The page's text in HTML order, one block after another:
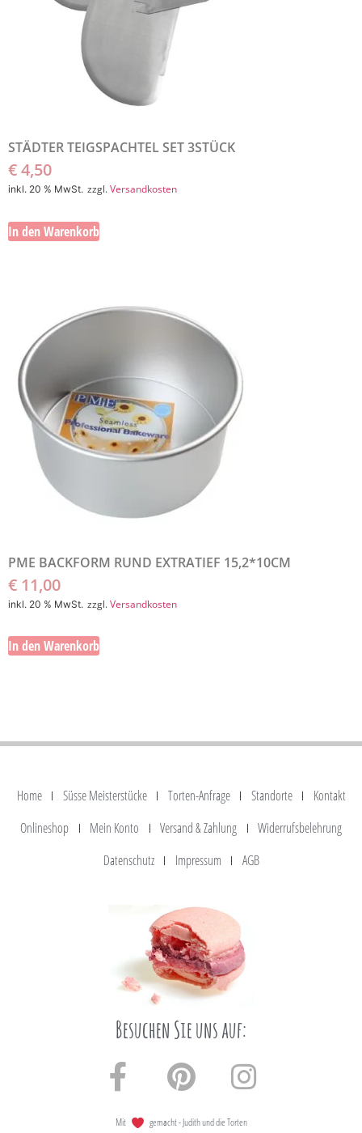
STÄDTER TEIGSPACHTEL SET 3STÜCK
€4,50
inkl. 20 % MwSt. zzgl.Versandkosten
In den Warenkorb
PME BACKFORM RUND EXTRATIEF 15,2*10CM
€ 11,00
inkl. 20 % MwSt. zzgl.Versandkosten
In den Warenkorb
Home Süsse Meisterstücke Torten-Anfrage Standorte
Kontakt
Onlineshop
Mein Konto Versand & Zahlung
Widerrufsbelehrung
Datenschutz
Impressum AGB
Besuchen Sie uns auf:
Mit gemacht - Judith und die Torten